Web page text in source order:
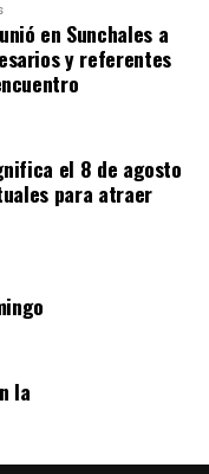
estos delitos, ya
con gran rapidez y
de una maniobra
rápido, guardar
y realizar la
importantes.
en Sunchales a
y referentes
el 8 de agosto
para atraer
la